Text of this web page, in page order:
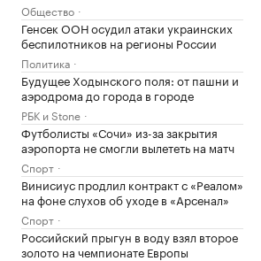
Общество
Генсек ООН осудил атаки украинских
беспилотников на регионы России
Политика
Будущее Ходынского поля: от пашни и
аэродрома до города в городе
РБК и Stone
Футболисты «Сочи» из-за закрытия
аэропорта не смогли вылететь на матч
Спорт
Винисиус продлил контракт с «Реалом»
на фоне слухов об уходе в «Арсенал»
Спорт
Российский прыгун в воду взял второе
золото на чемпионате Европы